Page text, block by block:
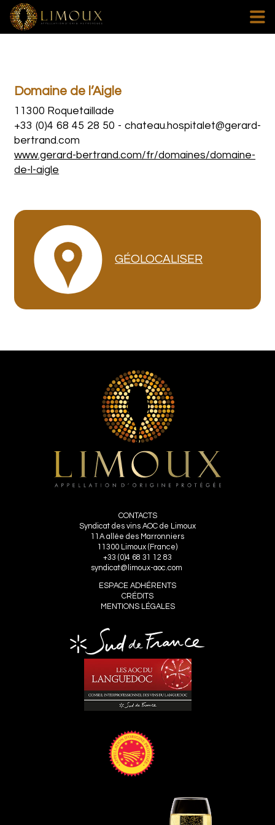
Domaine de l’Aigle
11300 Roquetaillade
+33 (0)4 68 45 28 50 - chateau.hospitalet@gerard-
bertrand.com
www.gerard-bertrand.com/fr/domaines/domaine-
de-l-aigle
GÉOLOCALISER
CONTACTS
Syndicat des vins AOC de Limoux
11A allée des Marronniers
11300 Limoux (France)
+33 (0)4 68 31 12 83
syndicat@limoux-aoc.com
ESPACE ADHÉRENTS
CRÉDITS
MENTIONS LÉGALES